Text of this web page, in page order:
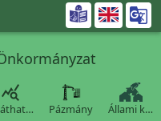


Pázmány Állami k…